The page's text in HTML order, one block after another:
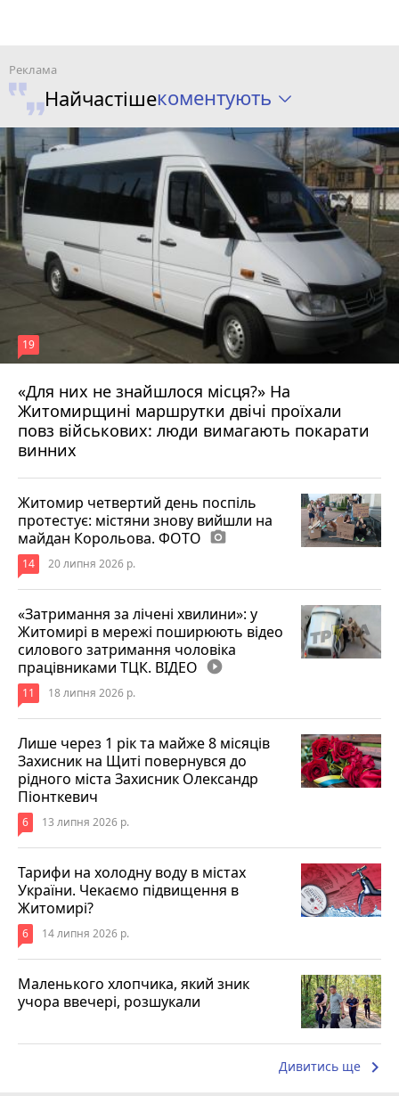
Найчастішекоментують
«Для них не знайшлося місця?» На
Житомирщині маршрутки двічі проїхали
повз військових: люди вимагають покарати
винних
19
17 липня 2026 р.
Житомир четвертий день поспіль
протестує: містяни знову вийшли на
майдан Корольова. ФОТО photo_camera
14 20 липня 2026 р.
«Затримання за лічені хвилини»: у
Житомирі в мережі поширюють відео
силового затримання чоловіка
працівниками ТЦК. ВІДЕО play_circle_filled
11 18 липня 2026 р.
Лише через 1 рік та майже 8 місяців
Захисник на Щиті повернувся до
рідного міста Захисник Олександр
Піонткевич
6 13 липня 2026 р.
Тарифи на холодну воду в містах
України. Чекаємо підвищення в
Житомирі?
6 14 липня 2026 р.
Маленького хлопчика, який зник
учора ввечері, розшукали
Дивитись ще keyboard_arrow_right